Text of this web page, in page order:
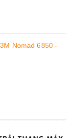
Nomad 6850 -